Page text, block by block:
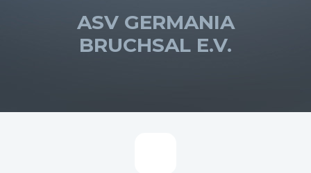
ASV GERMANIA
BRUCHSAL E.V.